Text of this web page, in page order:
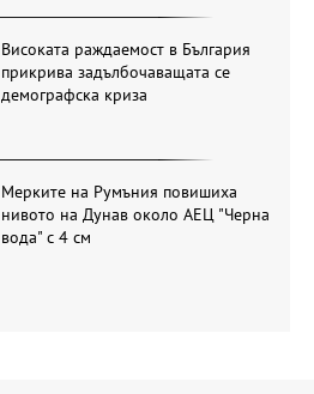
Високата раждаемост в България
прикрива задълбочаващата се
демографска криза
Мерките на Румъния повишиха
нивото на Дунав около АЕЦ "Черна
вода" с 4 см